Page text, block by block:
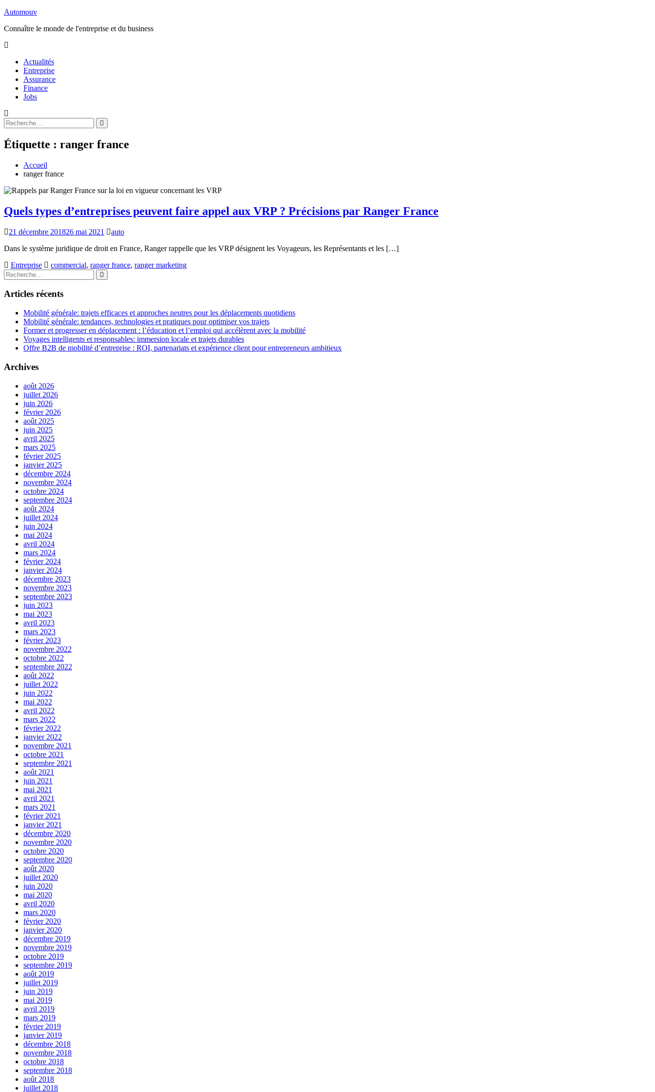
Aller
contenu
Automouv
Connaître le monde de l'entreprise et du business
Actualités
Entreprise
Assurance
Finance
Jobs
Rechercher
:
Rechercher
Étiquette : ranger france
Accueil
ranger france
Quels types d’entreprises peuvent faire appel aux VRP ? Précisions par Ranger France
21 décembre 201826 mai 2021
auto
Dans le système juridique de droit en France, Ranger rappelle que les VRP désignent les Voyageurs, les Représentants et les […]
Entreprise
commercial, ranger france, ranger marketing
Rechercher
:
Rechercher
Articles récents
Mobilité générale: trajets efficaces et approches neutres pour les déplacements quotidiens
Mobilité générale: tendances, technologies et pratiques pour optimiser vos trajets
Former et progresser en déplacement : l’éducation et l’emploi qui accélèrent avec la mobilité
Voyages intelligents et responsables: immersion locale et trajets durables
Offre B2B de mobilité d’entreprise : ROI, partenariats et expérience client pour entrepreneurs ambitieux
Archives
août 2026
juillet 2026
juin 2026
février 2026
août 2025
juin 2025
avril 2025
mars 2025
février 2025
janvier 2025
décembre 2024
novembre 2024
octobre 2024
septembre 2024
août 2024
juillet 2024
juin 2024
mai 2024
avril 2024
mars 2024
février 2024
janvier 2024
décembre 2023
novembre 2023
septembre 2023
juin 2023
mai 2023
avril 2023
mars 2023
février 2023
novembre 2022
octobre 2022
septembre 2022
août 2022
juillet 2022
juin 2022
mai 2022
avril 2022
mars 2022
février 2022
janvier 2022
novembre 2021
octobre 2021
septembre 2021
août 2021
juin 2021
mai 2021
avril 2021
mars 2021
février 2021
janvier 2021
décembre 2020
novembre 2020
octobre 2020
septembre 2020
août 2020
juillet 2020
juin 2020
mai 2020
avril 2020
mars 2020
février 2020
janvier 2020
décembre 2019
novembre 2019
octobre 2019
septembre 2019
août 2019
juillet 2019
juin 2019
mai 2019
avril 2019
mars 2019
février 2019
janvier 2019
décembre 2018
novembre 2018
octobre 2018
septembre 2018
août 2018
juillet 2018